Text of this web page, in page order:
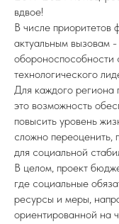
вдвое!
В числе приоритетов
актуальным вызовам
обороноспособности
технологического
Для каждого
это возможность
повысить уровень
сложно переоценить,
для социальной
В целом, проект
где социальные
ресурсы и меры,
ориентированной на